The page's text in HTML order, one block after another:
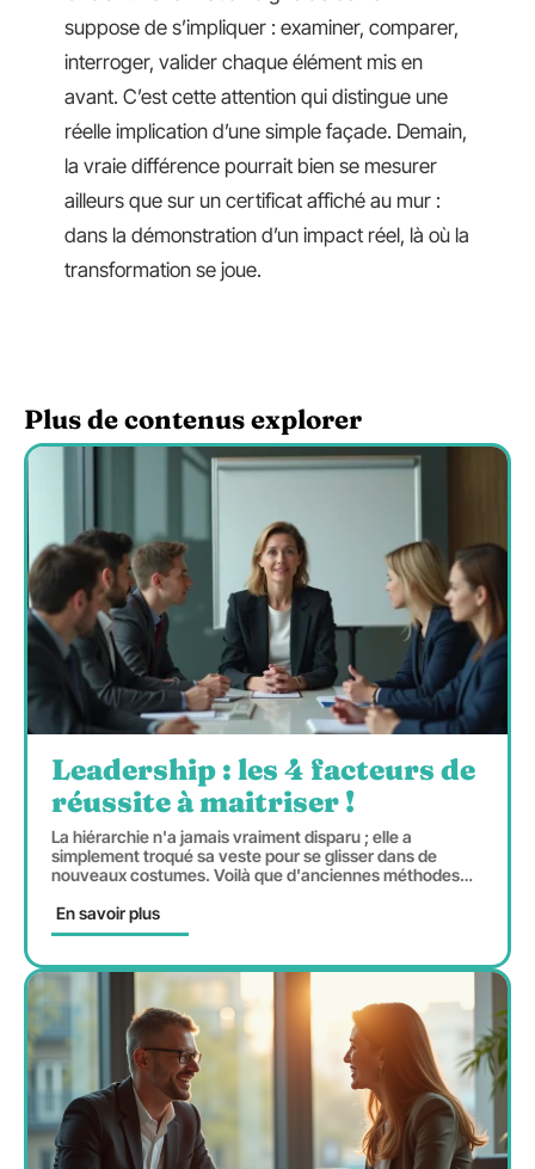
suppose de s’impliquer : examiner, comparer,
interroger, valider chaque élément mis en
avant. C’est cette attention qui distingue une
réelle implication d’une simple façade. Demain,
la vraie différence pourrait bien se mesurer
ailleurs que sur un certificat affiché au mur :
dans la démonstration d’un impact réel, là où la
transformation se joue.
Plus de contenus explorer
Leadership : les 4 facteurs de
réussite à maitriser !
La hiérarchie n'a jamais vraiment disparu ; elle a
simplement troqué sa veste pour se glisser dans de
nouveaux costumes. Voilà que d'anciennes méthodes…
En savoir plus